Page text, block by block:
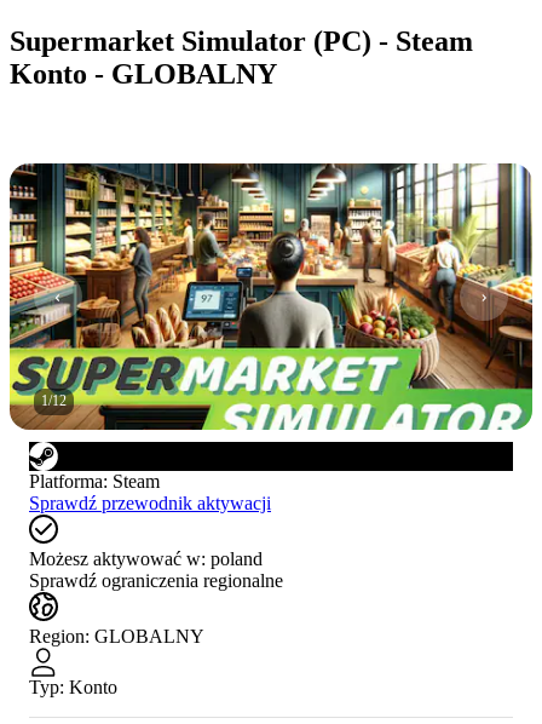
Supermarket Simulator (PC) - Steam
Konto - GLOBALNY
1/12
Platforma: Steam
Sprawdź przewodnik aktywacji
Możesz aktywować w: poland
Sprawdź ograniczenia regionalne
Region: GLOBALNY
Typ: Konto